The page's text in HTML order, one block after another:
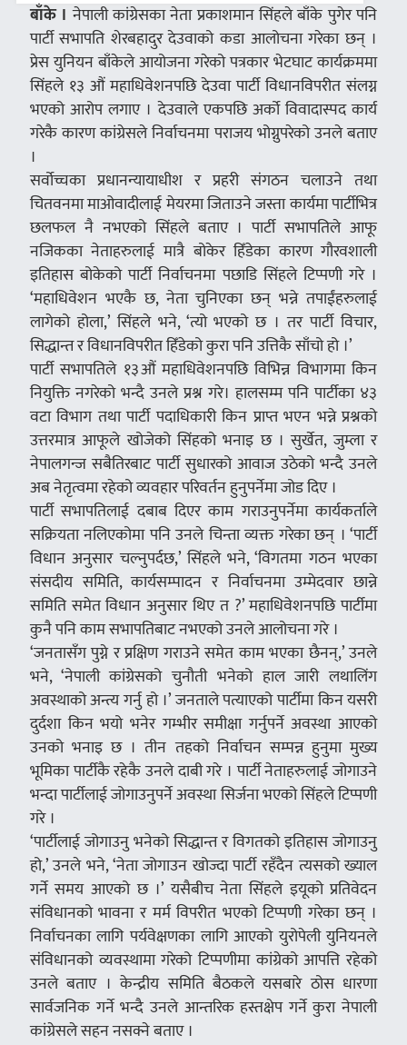
बाँके । नेपाली कांग्रेसका नेता प्रकाशमान सिंहले बाँके पुगेर पनि
पार्टी सभापति शेरबहादुर देउवाको कडा आलोचना गरेका छन् ।
प्रेस युनियन बाँकेले आयोजना गरेको पत्रकार भेटघाट कार्यक्रममा
सिंहले १३ औं महाधिवेशनपछि देउवा पार्टी विधानविपरीत संलग्न
भएको आरोप लगाए । देउवाले एकपछि अर्को विवादास्पद कार्य
गरेकै कारण कांग्रेसले निर्वाचनमा पराजय भोग्नुपरेको उनले बताए
।
सर्वोच्चका प्रधानन्यायाधीश र प्रहरी संगठन चलाउने तथा
चितवनमा माओवादीलाई मेयरमा जिताउने जस्ता कार्यमा पार्टीभित्र
छलफल नै नभएको सिंहले बताए । पार्टी सभापतिले आफू
नजिकका नेताहरुलाई मात्रै बोकेर हिँडेका कारण गौरवशाली
इतिहास बोकेको पार्टी निर्वाचनमा पछाडि सिंहले टिप्पणी गरे ।
‘महाधिवेशन भएकै छ, नेता चुनिएका छन् भन्ने तपाईंहरुलाई
लागेको होला,’ सिंहले भने, ‘त्यो भएको छ । तर पार्टी विचार,
सिद्धान्त र विधानविपरीत हिँडेको कुरा पनि उत्तिकै साँचो हो ।’
पार्टी सभापतिले १३औं महाधिवेशनपछि विभिन्न विभागमा किन
नियुक्ति नगरेको भन्दै उनले प्रश्न गरे। हालसम्म पनि पार्टीका ४३
वटा विभाग तथा पार्टी पदाधिकारी किन प्राप्त भएन भन्ने प्रश्नको
उत्तरमात्र आफूले खोजेको सिंहको भनाइ छ । सुर्खेत, जुम्ला र
नेपालगन्ज सबैतिरबाट पार्टी सुधारको आवाज उठेको भन्दै उनले
अब नेतृत्वमा रहेको व्यवहार परिवर्तन हुनुपर्नेमा जोड दिए ।
पार्टी सभापतिलाई दबाब दिएर काम गराउनुपर्नेमा कार्यकर्ताले
सक्रियता नलिएकोमा पनि उनले चिन्ता व्यक्त गरेका छन् । ‘पार्टी
विधान अनुसार चल्नुपर्दछ,’ सिंहले भने, ‘विगतमा गठन भएका
संसदीय समिति, कार्यसम्पादन र निर्वाचनमा उम्मेदवार छान्ने
समिति समेत विधान अनुसार थिए त ?’ महाधिवेशनपछि पार्टीमा
कुनै पनि काम सभापतिबाट नभएको उनले आलोचना गरे ।
‘जनतासँग पुग्ने र प्रक्षिण गराउने समेत काम भएका छैनन्,’ उनले
भने, ‘नेपाली कांग्रेसको चुनौती भनेको हाल जारी लथालिंग
अवस्थाको अन्त्य गर्नु हो ।’ जनताले पत्याएको पार्टीमा किन यसरी
दुर्दशा किन भयो भनेर गम्भीर समीक्षा गर्नुपर्ने अवस्था आएको
उनको भनाइ छ । तीन तहको निर्वाचन सम्पन्न हुनुमा मुख्य
भूमिका पार्टीकै रहेकै उनले दाबी गरे । पार्टी नेताहरुलाई जोगाउने
भन्दा पार्टीलाई जोगाउनुपर्ने अवस्था सिर्जना भएको सिंहले टिप्पणी
गरे ।
‘पार्टीलाई जोगाउनु भनेको सिद्धान्त र विगतको इतिहास जोगाउनु
हो,’ उनले भने, ‘नेता जोगाउन खोज्दा पार्टी रहँदैन त्यसको ख्याल
गर्ने समय आएको छ ।’ यसैबीच नेता सिंहले इयूको प्रतिवेदन
संविधानको भावना र मर्म विपरीत भएको टिप्पणी गरेका छन् ।
निर्वाचनका लागि पर्यवेक्षणका लागि आएको युरोपेली युनियनले
संविधानको व्यवस्थामा गरेको टिप्पणीमा कांग्रेको आपत्ति रहेको
उनले बताए । केन्द्रीय समिति बैठकले यसबारे ठोस धारणा
सार्वजनिक गर्ने भन्दै उनले आन्तरिक हस्तक्षेप गर्ने कुरा नेपाली
कांग्रेसले सहन नसक्ने बताए ।